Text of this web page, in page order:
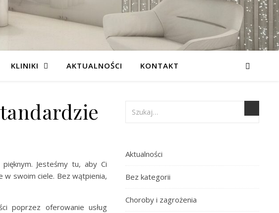
KLINIKI AKTUALNOŚCI KONTAKT
Jesteśmy tu, aby Ci
w swoim ciele. Bez wątpienia,
poprzez oferowanie usług
Aktualności
Bez kategorii
Choroby i zagrożenia